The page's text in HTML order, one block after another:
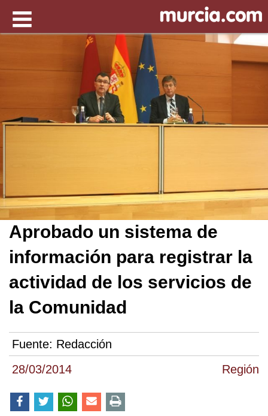
28/03/2014 Región
Aprobado un sistema de
información para registrar la
actividad de los servicios de
la Comunidad
Fuente: Redacción